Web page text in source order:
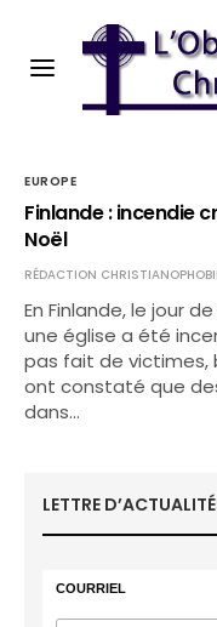
EUROPE
Finlande : incendie
Noël
RÉDACTION
En Finlande, le jour
une église a été
pas fait de victimes,
ont constaté que
dans…
LETTRE
COURRIEL